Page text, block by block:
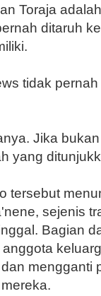
Toraja
ditaruh
tidak
Jika
yang
tersebut
sejenis
Bagian
mengganti